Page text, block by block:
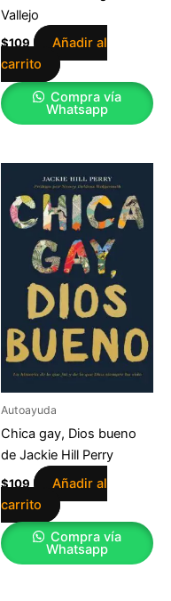
Vallejo
$109
Añadir al
carrito
Compra vía
Whatsapp
Autoayuda
Chica gay, Dios bueno
de Jackie Hill Perry
$109
Añadir al
carrito
Compra vía
Whatsapp